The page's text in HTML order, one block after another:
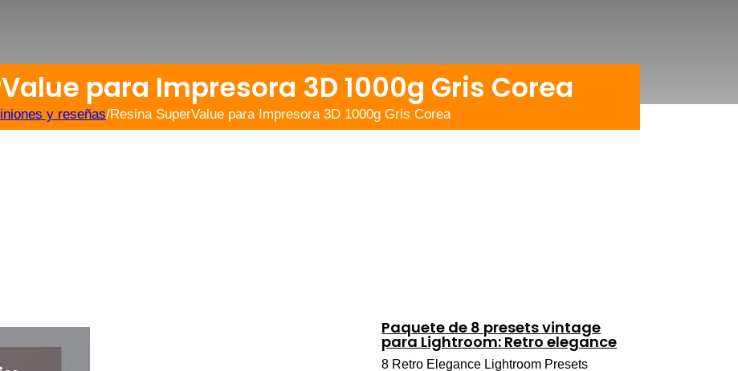
para Impresora 3D 1000g Gris Corea
y reseñas/Resina SuperValue para Impresora 3D 1000g Gris Corea
Paquete de 8 presets vintage
para Lightroom: Retro elegance
8 Retro Elegance Lightroom Presets